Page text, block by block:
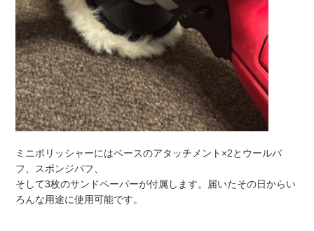
ミニポリッシャーにはベースのアタッチメント×2とウールバ
フ、
スポンジバフ、
そして3枚のサンドペーパーが付属します。
届いたその日からい
ろんな用途に使用可能です。